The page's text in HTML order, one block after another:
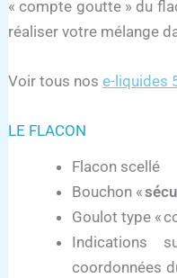
« compte goutte » du
réaliser votre mélange
Voir tous nose-liquides
LE FLACON
Flacon scellé
Bouchon «
Goulot type «
Indications
coordonnées